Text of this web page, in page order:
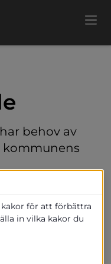
behov av
kommunens
Herrljunga
riktade
kakor för att förbättra
in vilka kakor du